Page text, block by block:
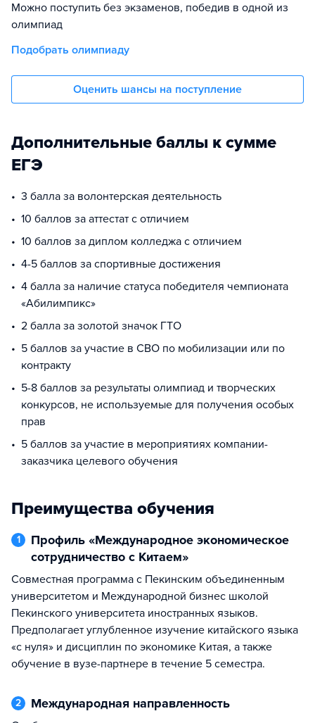
Можно поступить без экзаменов, победив в одной из
олимпиад
Подобрать олимпиаду
Оценить шансы на поступление
Дополнительные баллы к сумме
ЕГЭ
3 балла за волонтерская деятельность
10 баллов за аттестат с отличием
10 баллов за диплом колледжа с отличием
4-5 баллов за спортивные достижения
4 балла за наличие статуса победителя чемпионата
«Абилимпикс»
2 балла за золотой значок ГТО
5 баллов за участие в СВО по мобилизации или по
контракту
5-8 баллов за результаты олимпиад и творческих
конкурсов, не используемые для получения особых
прав
5 баллов за участие в мероприятиях компании-
заказчика целевого обучения
Преимущества обучения
1
Профиль «Международное экономическое
сотрудничество с Китаем»
Совместная программа с Пекинским объединенным
университетом и Международной бизнес школой
Пекинского университета иностранных языков.
Предполагает углубленное изучение китайского языка
«с нуля» и дисциплин по экономике Китая, а также
обучение в вузе-партнере в течение 5 семестра.
2 Международная направленность